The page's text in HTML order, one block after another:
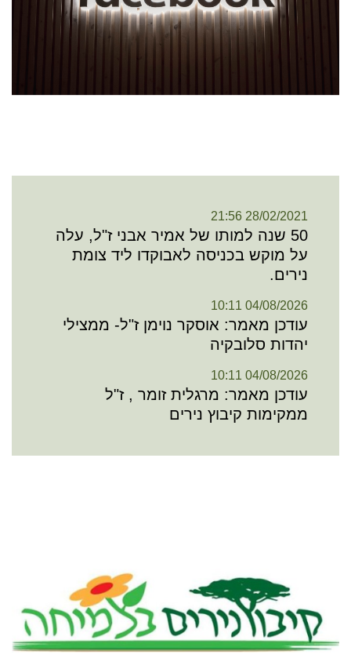
28/02/2021 21:56
50 שנה למותו של אמיר אבני ז"ל, עלה
על מוקש בכניסה לאבוקדו ליד צומת
נירים.
04/08/2026 10:11
עודכן מאמר: אוסקר נוימן ז"ל- ממצילי
יהדות סלובקיה
04/08/2026 10:11
עודכן מאמר: מרגלית זומר , ז"ל
ממקימות קיבוץ נירים